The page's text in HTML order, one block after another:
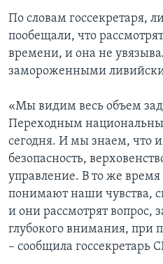
По словам госсекретаря,
пообещали, что
времени, и она не
замороженными
«Мы видим весь объем
Переходным
сегодня. И мы знаем, что
безопасность,
управление. В то же
понимают наши чувства,
и они рассмотрят
глубокого внимания, при
– сообщила госсекретарь